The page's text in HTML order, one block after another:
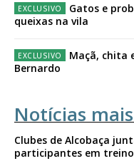
Gatos e
queixas na vila
Maçã, chita
Bernardo
Notícias
Clubes de Alcobaça
participantes em